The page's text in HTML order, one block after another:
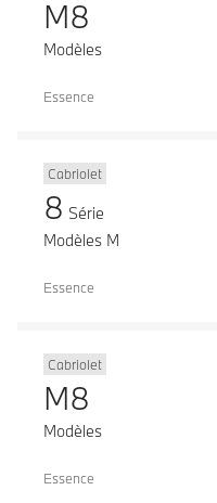
M8
Modèles
Essence
Cabriolet
8 Série
Modèles M
Essence
Cabriolet
M8
Modèles
Essence